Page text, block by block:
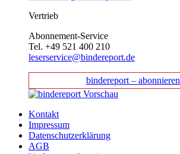
Vertrieb
Abonnement-Service
Tel. +49 521 400 210
leserservice@bindereport.de
bindereport – abonnieren
Kontakt
Impressum
Datenschutzerklärung
AGB